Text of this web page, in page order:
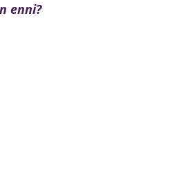
enni?